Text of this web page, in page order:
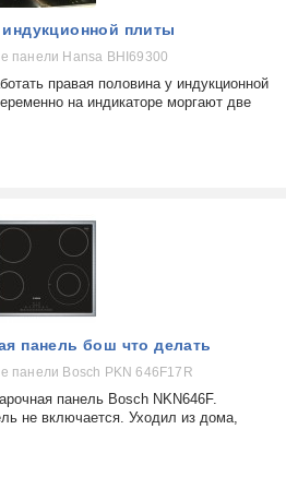
плиты
панели Hansa BHI69300
правая половина у индукционной
на индикаторе моргают две
панель бош что делать
панели Bosch PKN 646F17R
панель Bosch NKN646F.
не включается. Уходил из дома,